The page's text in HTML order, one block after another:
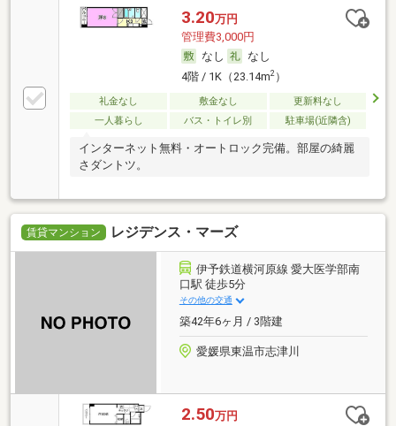
3.20万円
管理費3,000円
なし
なし
4階 / 1K（23.14m2）
礼金なし 敷金なし
更新料なし
一人暮らし
バス・トイレ別 駐車場(近隣含)
インターネット無料・オートロック完備。部屋の綺麗
さダントツ。
賃貸マンション レジデンス・マーズ
伊予鉄道横河原線 愛大医学部南
口駅 徒歩5分
その他の交通
築42年6ヶ月 / 3階建
愛媛県東温市志津川
2.50万円